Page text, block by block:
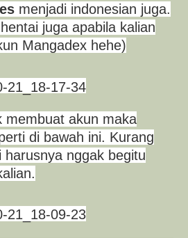
menjadi indonesian juga.
juga apabila kalian
Mangadex hehe)
membuat akun maka
di bawah ini. Kurang
harusnya nggak begitu